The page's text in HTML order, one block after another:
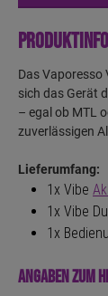
Das Vaporesso
sich das Gerät
– egal ob MTL
zuverlässigen
Lieferumfang:
1x Vibe
1x Vibe
1x
Angaben